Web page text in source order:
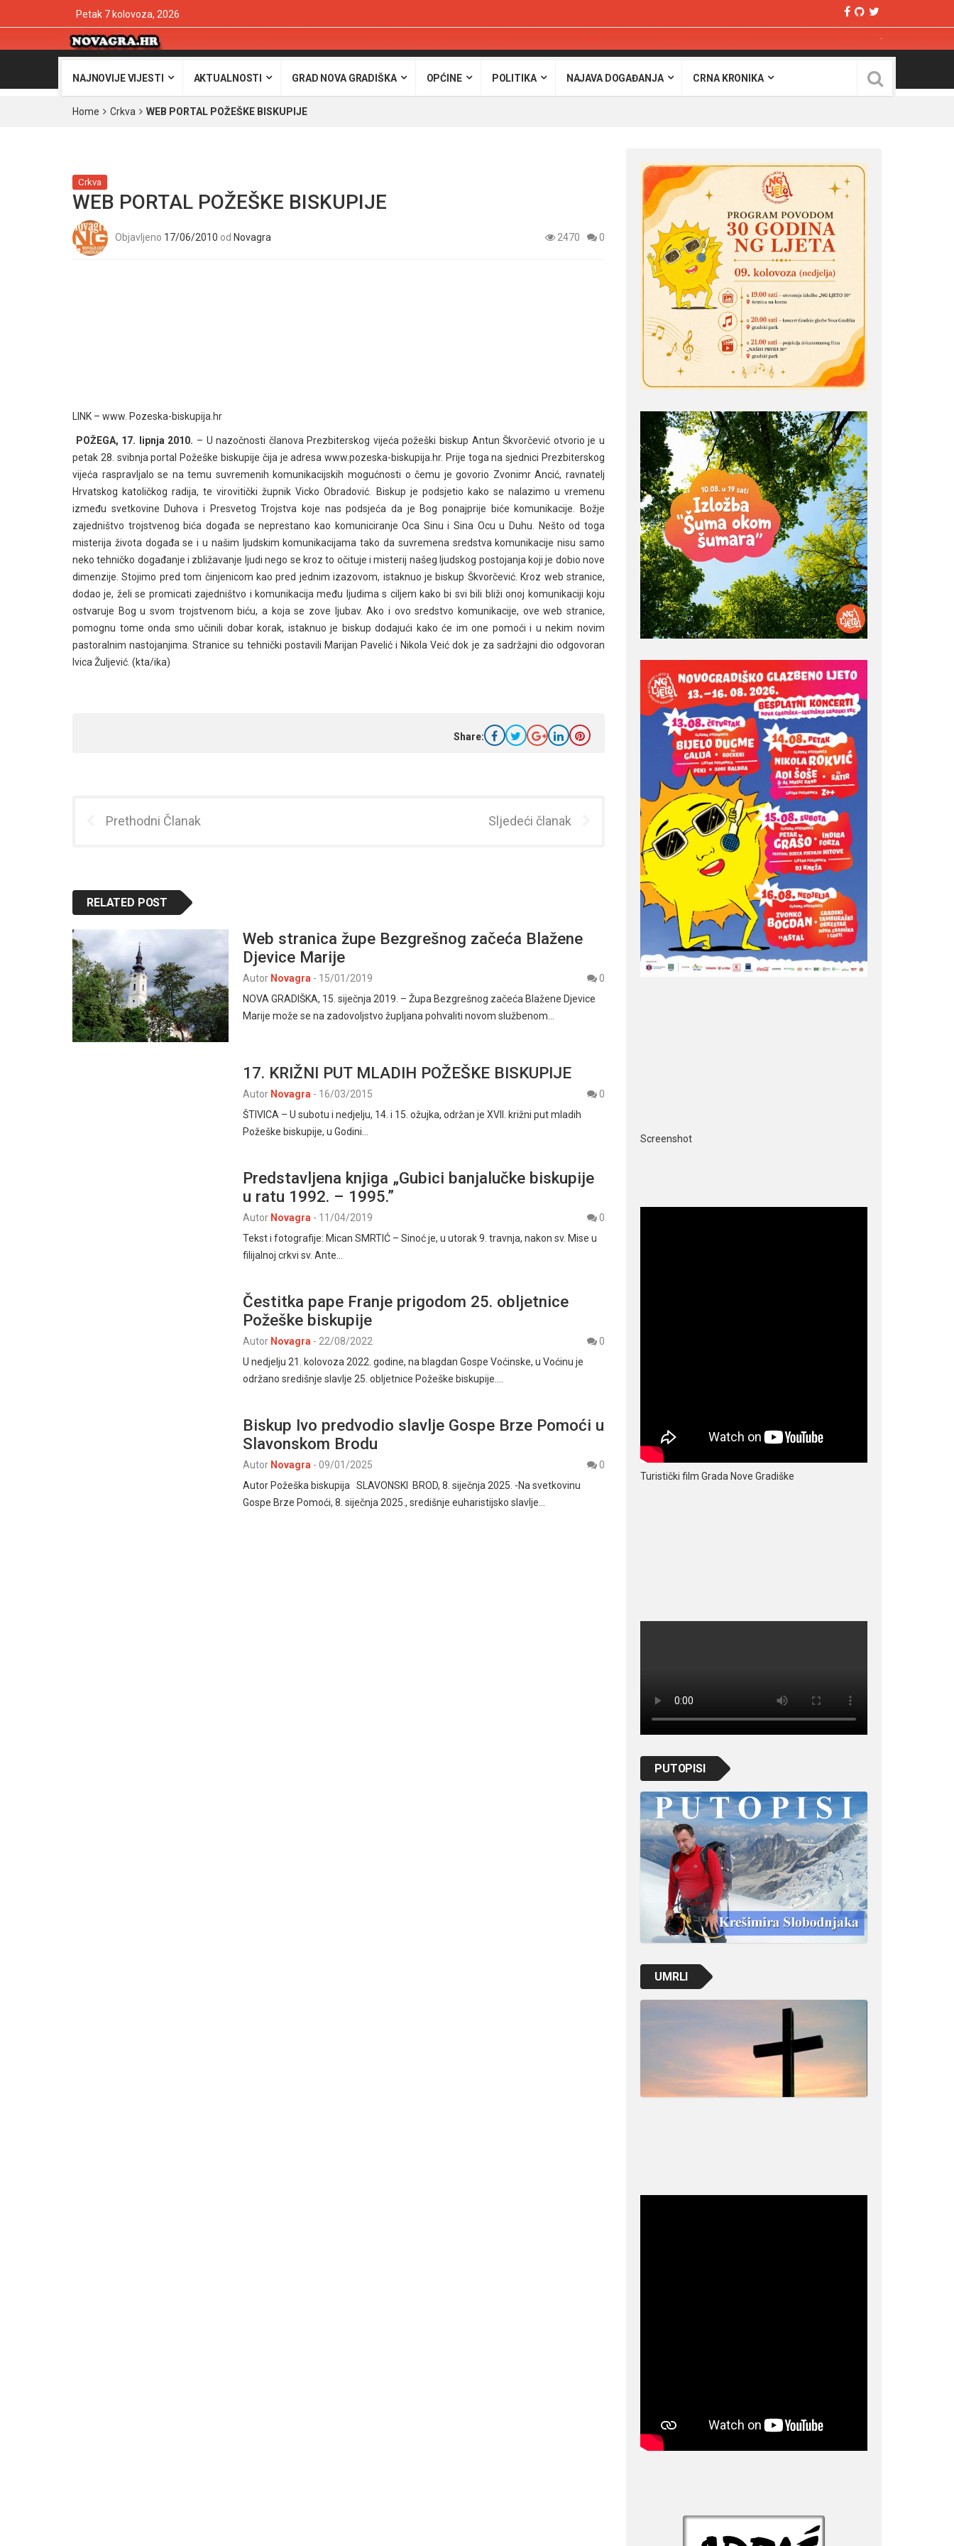
Petak 7 kolovoza, 2026
NAJNOVIJE VIJESTI AKTUALNOSTI GRAD NOVA GRADIŠKA OPĆINE POLITIKA NAJAVA DOGAĐANJA CRNA KRONIKA
Home Crkva WEB PORTAL POŽEŠKE BISKUPIJE
Crkva
WEB PORTAL POŽEŠKE BISKUPIJE
Objavljeno 17/06/2010 od Novagra 2470 0
LINK – www. Pozeska-biskupija.hr
POŽEGA, 17. lipnja 2010. – U nazočnosti članova Prezbiterskog vijeća požeški biskup Antun Škvorčević otvorio je u
petak 28. svibnja portal Požeške biskupije čija je adresa www.pozeska-biskupija.hr. Prije toga na sjednici Prezbiterskog
vijeća raspravljalo se na temu suvremenih komunikacijskih mogućnosti o čemu je govorio Zvonimr Ancić, ravnatelj
Hrvatskog katoličkog radija, te virovitički župnik Vicko Obradović. Biskup je podsjetio kako se nalazimo u vremenu
između svetkovine Duhova i Presvetog Trojstva koje nas podsjeća da je Bog ponajprije biće komunikacije. Božje
zajedništvo trojstvenog bića događa se neprestano kao komuniciranje Oca Sinu i Sina Ocu u Duhu. Nešto od toga
misterija života događa se i u našim ljudskim komunikacijama tako da suvremena sredstva komunikacije nisu samo
neko tehničko događanje i zbližavanje ljudi nego se kroz to očituje i misterij našeg ljudskog postojanja koji je dobio nove
dimenzije. Stojimo pred tom činjenicom kao pred jednim izazovom, istaknuo je biskup Škvorčević. Kroz web stranice,
dodao je, želi se promicati zajedništvo i komunikacija među ljudima s ciljem kako bi svi bili bliži onoj komunikaciji koju
ostvaruje Bog u svom trojstvenom biću, a koja se zove ljubav. Ako i ovo sredstvo komunikacije, ove web stranice,
pomognu tome onda smo učinili dobar korak, istaknuo je biskup dodajući kako će im one pomoći i u nekim novim
pastoralnim nastojanjima. Stranice su tehnički postavili Marijan Pavelić i Nikola Veić dok je za sadržajni dio odgovoran
Ivica Žuljević. (kta/ika)
Share:
Prethodni Članak Sljedeći članak
RELATED POST
Web stranica župe Bezgrešnog začeća Blažene
Djevice Marije
Autor Novagra - 15/01/2019
0
NOVA GRADIŠKA, 15. siječnja 2019. – Župa Bezgrešnog začeća Blažene Djevice
Marije može se na zadovoljstvo župljana pohvaliti novom službenom…
17. KRIŽNI PUT MLADIH POŽEŠKE BISKUPIJE
Autor Novagra - 16/03/2015
0
ŠTIVICA – U subotu i nedjelju, 14. i 15. ožujka, održan je XVII. križni put mladih
Požeške biskupije, u Godini…
Predstavljena knjiga „Gubici banjalučke biskupije
u ratu 1992. – 1995.”
Autor Novagra - 11/04/2019
0
Tekst i fotografije: Mican SMRTIĆ – Sinoć je, u utorak 9. travnja, nakon sv. Mise u
filijalnoj crkvi sv. Ante…
Čestitka pape Franje prigodom 25. obljetnice
Požeške biskupije
Autor Novagra - 22/08/2022
0
U nedjelju 21. kolovoza 2022. godine, na blagdan Gospe Voćinske, u Voćinu je
održano središnje slavlje 25. obljetnice Požeške biskupije.…
Biskup Ivo predvodio slavlje Gospe Brze Pomoći u
Slavonskom Brodu
Autor Novagra - 09/01/2025
0
Autor Požeška biskupija SLAVONSKI BROD, 8. siječnja 2025. -Na svetkovinu
Gospe Brze Pomoći, 8. siječnja 2025., središnje euharistijsko slavlje…
Screenshot
Turistički film Grada Nove Gradiške
PUTOPISI
UMRLI